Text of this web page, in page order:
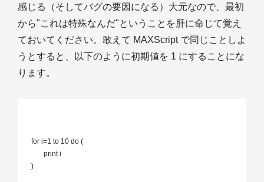
感じる（そしてバグの要因になる）大元なので、最初
から"これは特殊なんだ"ということを肝に命じて覚え
ておいてください。敢えて MAXScript で同じことしよ
うとすると、以下のように初期値を 1 にすることにな
ります。
for i=1 to 10 do (
)